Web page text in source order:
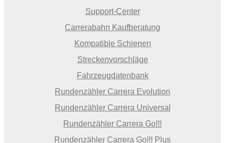
Support-Center
Carrerabahn Kaufberatung
Kompatible Schienen
Streckenvorschläge
Fahrzeugdatenbank
Rundenzähler Carrera Evolution
Rundenzähler Carrera Universal
Rundenzähler Carrera Go!!!
Rundenzähler Carrera Go!!! Plus